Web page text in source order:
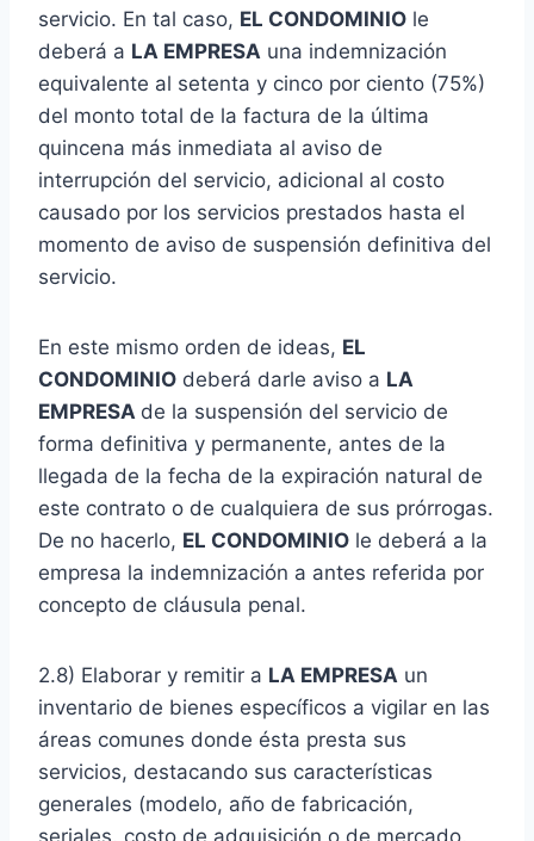
servicio. En tal caso, EL CONDOMINIO le
deberá a LA EMPRESA una indemnización
equivalente al setenta y cinco por ciento (75%)
del monto total de la factura de la última
quincena más inmediata al aviso de
interrupción del servicio, adicional al costo
causado por los servicios prestados hasta el
momento de aviso de suspensión definitiva del
servicio.
En este mismo orden de ideas, EL
CONDOMINIO deberá darle aviso a LA
EMPRESA de la suspensión del servicio de
forma definitiva y permanente, antes de la
llegada de la fecha de la expiración natural de
este contrato o de cualquiera de sus prórrogas.
De no hacerlo, EL CONDOMINIO le deberá a la
empresa la indemnización a antes referida por
concepto de cláusula penal.
2.8) Elaborar y remitir a LA EMPRESA un
inventario de bienes específicos a vigilar en las
áreas comunes donde ésta presta sus
servicios, destacando sus características
generales (modelo, año de fabricación,
seriales, costo de adquisición o de mercado,